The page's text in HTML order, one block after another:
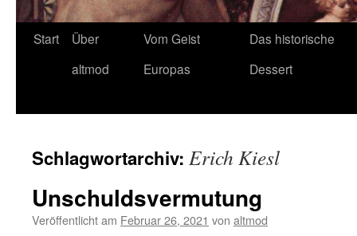
Start
Über
altmod
Vom Geist
Europas
Das historische
Dessert
Schlagwortarchiv: Erich Kiesl
Unschuldsvermutung
Veröffentlicht am Februar 26, 2021 von altmod